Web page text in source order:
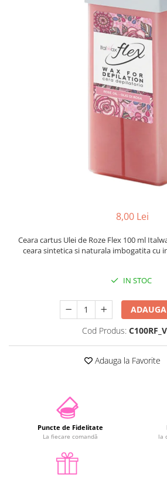
Produse Inainte de Epilare
Tratamente pentru Par
8,00 Lei
Ceara cartus Ulei de Roze Flex 100 ml
ceara sintetica si naturala imbogatita cu
IN STOC
Cod Produs:
Adauga la Favorite
Puncte de Fidelitate
La fiecare comandă la